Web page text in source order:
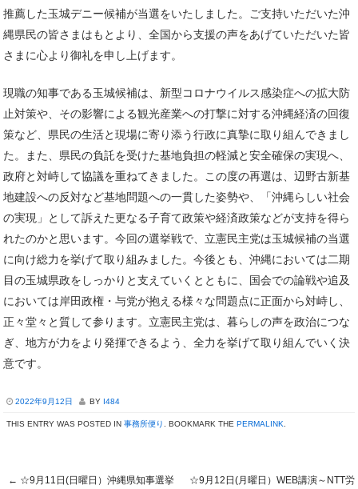
推薦した玉城デニー候補が当選をいたしました。ご支持いただいた沖
縄県民の皆さまはもとより、全国から支援の声をあげていただいた皆
さまに心より御礼を申し上げます。
現職の知事である玉城候補は、新型コロナウイルス感染症への拡大防
止対策や、その影響による観光産業への打撃に対する沖縄経済の回復
策など、県民の生活と現場に寄り添う行政に真摯に取り組んできまし
た。また、県民の負託を受けた基地負担の軽減と安全確保の実現へ、
政府と対峙して協議を重ねてきました。この度の再選は、辺野古新基
地建設への反対など基地問題への一貫した姿勢や、「沖縄らしい社会
の実現」として訴えた更なる子育て政策や経済政策などが支持を得ら
れたのかと思います。今回の選挙戦で、立憲民主党は玉城候補の当選
に向け総力を挙げて取り組みました。今後とも、沖縄においては二期
目の玉城県政をしっかりと支えていくとともに、国会での論戦や追及
においては岸田政権・与党が抱える様々な問題点に正面から対峙し、
正々堂々と質して参ります。立憲民主党は、暮らしの声を政治につな
ぎ、地方が力をより発揮できるよう、全力を挙げて取り組んでいく決
意です。
2022年9月12日 BY I484
THIS ENTRY WAS POSTED IN 事務所便り . BOOKMARK THE PERMALINK
← ☆9月11日(日曜日）沖縄県知事選挙
☆9月12日(月曜日）WEB講演～NTT労